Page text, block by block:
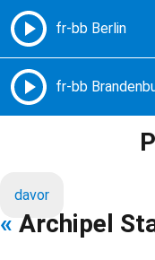
Freie Radios –
davor
« Archipel